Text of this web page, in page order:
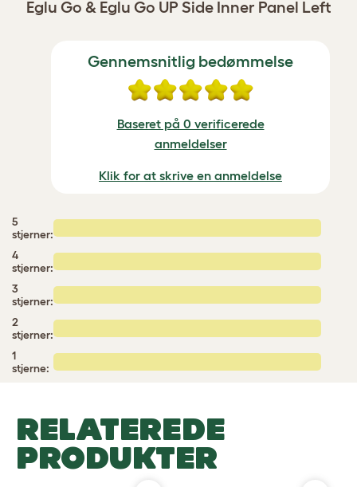
Eglu Go & Eglu Go UP Side Inner Panel Left
Gennemsnitlig bedømmelse
Baseret på 0 verificerede
anmeldelser
Klik for at skrive en anmeldelse
5
stjerner:
4
stjerner:
3
stjerner:
2
stjerner:
1
stjerne:
RELATEREDE
PRODUKTER